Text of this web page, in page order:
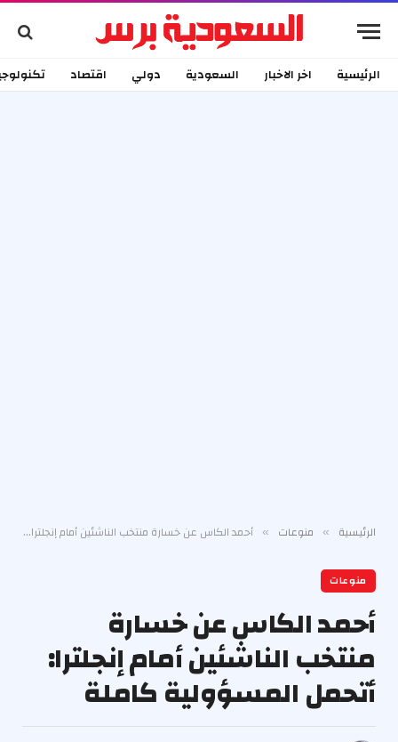
الرئيسية اخر الاخبار السعودية دولي اقتصاد
الرئيسية » منوعات » أحمد الكاس عن خسارة منتخب الناشئين أمام إنجلترا: أتحمل المسؤولية كاملة
منوعات
أحمد الكاس عن خسارة
منتخب الناشئين أمام إنجلترا:
أتحمل المسؤولية كاملة